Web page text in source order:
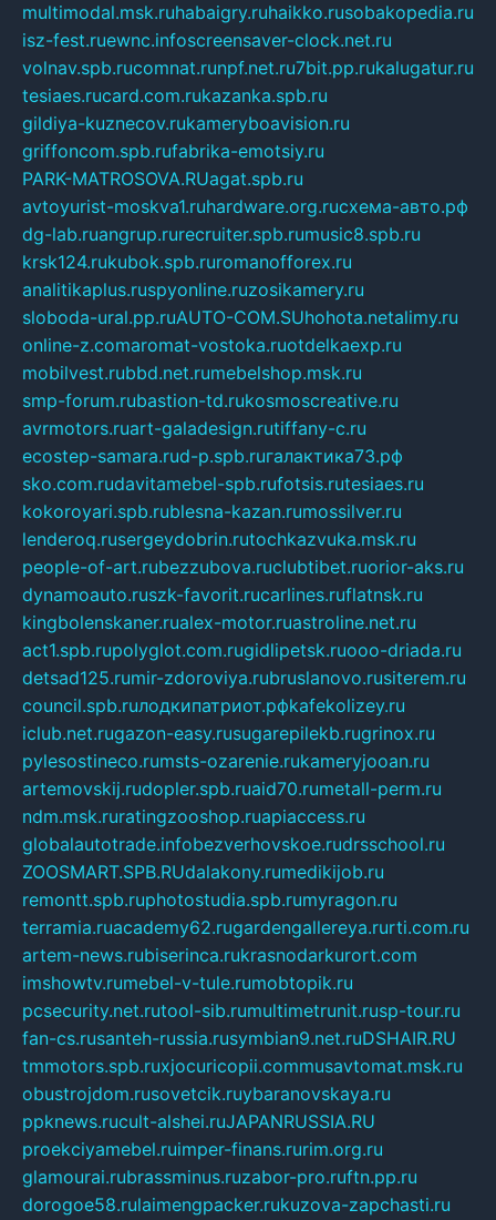
multimodal.msk.ruhabaigry.ruhaikko.rusobakopedia.ru
isz-fest.ruewnc.infoscreensaver-clock.net.ru
volnav.spb.rucomnat.runpf.net.ru7bit.pp.rukalugatur.ru
tesiaes.rucard.com.rukazanka.spb.ru
gildiya-kuznecov.rukameryboavision.ru
griffoncom.spb.rufabrika-emotsiy.ru
PARK-MATROSOVA.RUagat.spb.ru
avtoyurist-moskva1.ruhardware.org.ruсхема-авто.рф
dg-lab.ruangrup.rurecruiter.spb.rumusic8.spb.ru
krsk124.rukubok.spb.ruromanofforex.ru
analitikaplus.ruspyonline.ruzosikamery.ru
sloboda-ural.pp.ruAUTO-COM.SUhohota.netalimy.ru
online-z.comaromat-vostoka.ruotdelkaexp.ru
mobilvest.rubbd.net.rumebelshop.msk.ru
smp-forum.rubastion-td.rukosmoscreative.ru
avrmotors.ruart-galadesign.rutiffany-c.ru
ecostep-samara.rud-p.spb.ruгалактика73.рф
sko.com.rudavitamebel-spb.rufotsis.rutesiaes.ru
kokoroyari.spb.rublesna-kazan.rumossilver.ru
lenderoq.rusergeydobrin.rutochkazvuka.msk.ru
people-of-art.rubezzubova.ruclubtibet.ruorior-aks.ru
dynamoauto.ruszk-favorit.rucarlines.ruflatnsk.ru
kingbolenskaner.rualex-motor.ruastroline.net.ru
act1.spb.rupolyglot.com.rugidlipetsk.ruooo-driada.ru
detsad125.rumir-zdoroviya.rubruslanovo.rusiterem.ru
council.spb.ruлодкипатриот.рфkafekolizey.ru
iclub.net.rugazon-easy.rusugarepilekb.rugrinox.ru
pylesostineco.rumsts-ozarenie.rukameryjooan.ru
artemovskij.rudopler.spb.ruaid70.rumetall-perm.ru
ndm.msk.ruratingzooshop.ruapiaccess.ru
globalautotrade.infobezverhovskoe.rudrsschool.ru
ZOOSMART.SPB.RUdalakony.rumedikijob.ru
remontt.spb.ruphotostudia.spb.rumyragon.ru
terramia.ruacademy62.rugardengallereya.rurti.com.ru
artem-news.rubiserinca.rukrasnodarkurort.com
imshowtv.rumebel-v-tule.rumobtopik.ru
pcsecurity.net.rutool-sib.rumultimetrunit.rusp-tour.ru
fan-cs.rusanteh-russia.rusymbian9.net.ruDSHAIR.RU
tmmotors.spb.ruxjocuricopii.commusavtomat.msk.ru
obustrojdom.rusovetcik.ruybaranovskaya.ru
ppknews.rucult-alshei.ruJAPANRUSSIA.RU
proekciyamebel.ruimper-finans.rurim.org.ru
glamourai.rubrassminus.ruzabor-pro.ruftn.pp.ru
dorogoe58.rulaimengpacker.rukuzova-zapchasti.ru